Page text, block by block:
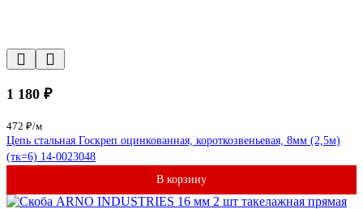
1 180 ₽
472 ₽/м
Цепь стальная Госкреп оцинкованная, короткозвеньевая, 8мм (2,5м)
(тк=6) 14-0023048
В корзину